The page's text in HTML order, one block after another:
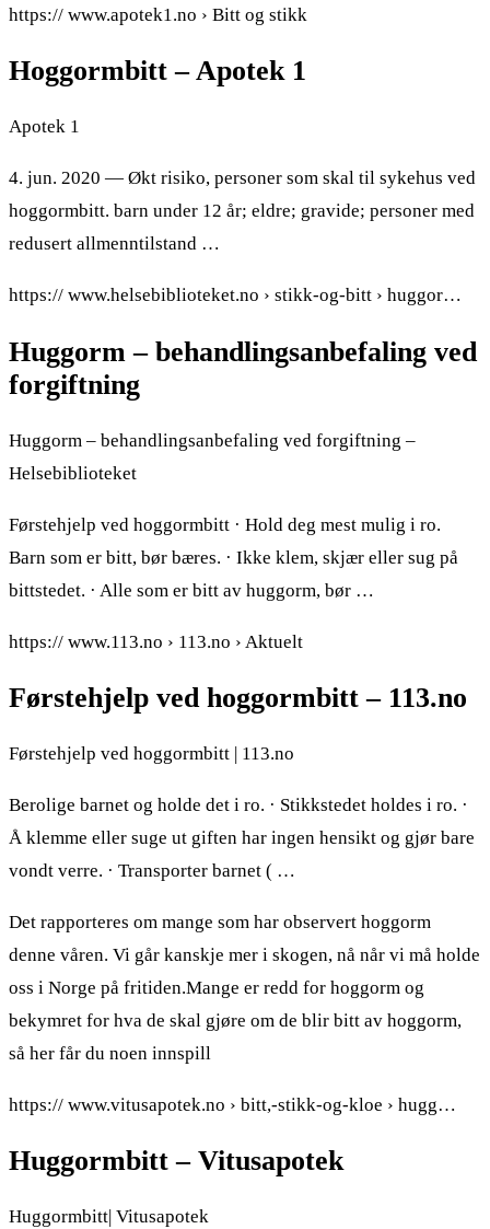
https:// www.apotek1.no › Bitt og stikk
Hoggormbitt – Apotek 1
Apotek 1
4. jun. 2020 — Økt risiko, personer som skal til sykehus ved
hoggormbitt. barn under 12 år; eldre; gravide; personer med
redusert allmenntilstand …
https:// www.helsebiblioteket.no › stikk-og-bitt › huggor…
Huggorm – behandlingsanbefaling ved
forgiftning
Huggorm – behandlingsanbefaling ved forgiftning –
Helsebiblioteket
Førstehjelp ved hoggormbitt · Hold deg mest mulig i ro.
Barn som er bitt, bør bæres. · Ikke klem, skjær eller sug på
bittstedet. · Alle som er bitt av huggorm, bør …
https:// www.113.no › 113.no › Aktuelt
Førstehjelp ved hoggormbitt – 113.no
Førstehjelp ved hoggormbitt | 113.no
Berolige barnet og holde det i ro. · Stikkstedet holdes i ro. ·
Å klemme eller suge ut giften har ingen hensikt og gjør bare
vondt verre. · Transporter barnet ( …
Det rapporteres om mange som har observert hoggorm
denne våren. Vi går kanskje mer i skogen, nå når vi må holde
oss i Norge på fritiden.Mange er redd for hoggorm og
bekymret for hva de skal gjøre om de blir bitt av hoggorm,
så her får du noen innspill
https:// www.vitusapotek.no › bitt,-stikk-og-kloe › hugg…
Huggormbitt – Vitusapotek
Huggormbitt| Vitusapotek